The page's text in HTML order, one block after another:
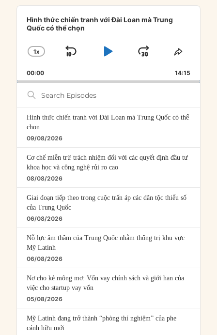
Audio
Player
Hình thức chiến tranh với Đài Loan mà Trung
Quốc có thể chọn
CHANGE
RATE
1X
SKIP
PLAYJUMP
FORWARD
SHARE
00:00 14:15
Search
Episodes
Hình thức chiến tranh với Đài Loan mà Trung Quốc có thể
chọn
09/08/2026
Cơ chế miễn trừ trách nhiệm đối với các quyết định đầu tư
khoa học và công nghệ rủi ro cao
08/08/2026
Giai đoạn tiếp theo trong cuộc trấn áp các dân tộc thiểu số
của Trung Quốc
06/08/2026
Nỗ lực âm thầm của Trung Quốc nhằm thống trị khu vực
Mỹ Latinh
06/08/2026
Nợ cho kẻ mộng mơ: Vốn vay chính sách và giới hạn của
việc cho startup vay vốn
05/08/2026
Mỹ Latinh đang trở thành “phòng thí nghiệm” của phe
cánh hữu mới